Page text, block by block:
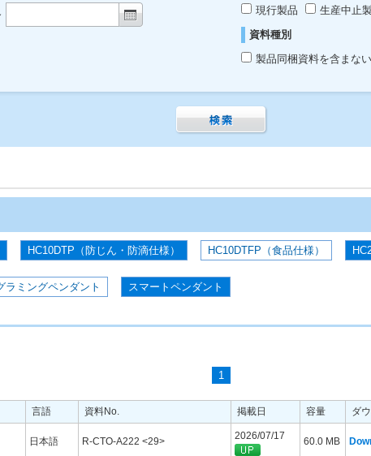
現行製品
生産中止
資料種別
製品同梱資料を含まない
HC10DTP（防じん・防滴仕様） HC10DTFP（食品仕様）
ラミングペンダント スマートペンダント
1
言語 資料No. 掲載日 容量 ダ
日本語 R-CTO-A222 <29> 2026/07/17 60.0 MB